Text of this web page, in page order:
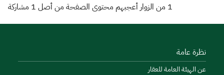
1 من الزوار أعجبهم محتوى الصفحة من أصل 1 مشاركة
نظرة عامة
عن الهيئة العامة للعقار